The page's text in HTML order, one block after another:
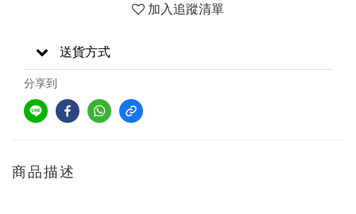
加入追蹤清單
送貨方式
分享到
商品描述